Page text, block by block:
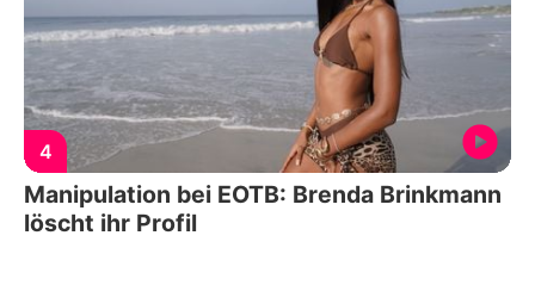
4
Manipulation bei EOTB: Brenda Brinkmann
löscht ihr Profil